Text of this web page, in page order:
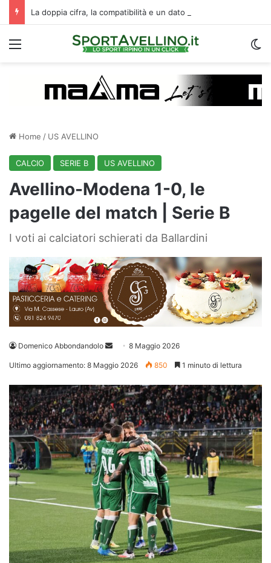
Menu
Home / US AVELLINO
CALCIO SERIE B US AVELLINO
Avellino-Modena 1-0, le
pagelle del match | Serie B
I voti ai calciatori schierati da Ballardini
Domenico Abbondandolo
Invia 8 Maggio 2026
Ultimo aggiornamento: 8 Maggio 2026 850 1 minuto di lettura